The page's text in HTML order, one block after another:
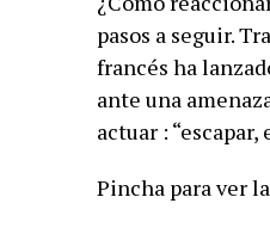
pasos a seguir.
francés ha
ante una
actuar : “escapar,
Pincha para ver